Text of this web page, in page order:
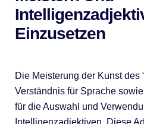
Einzusetzen
Die Meisterung der Kunst des
Verständnis für Sprache
für die Auswahl und
Intelligenzadjektiven. Diese